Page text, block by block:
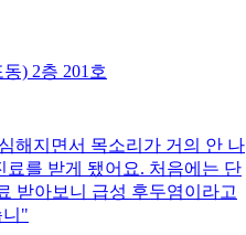
) 2층 201호
해지면서 목소리가 거의 안 나
료를 받게 됐어요. 처음에는 단
받아보니 급성 후두염이라고
"